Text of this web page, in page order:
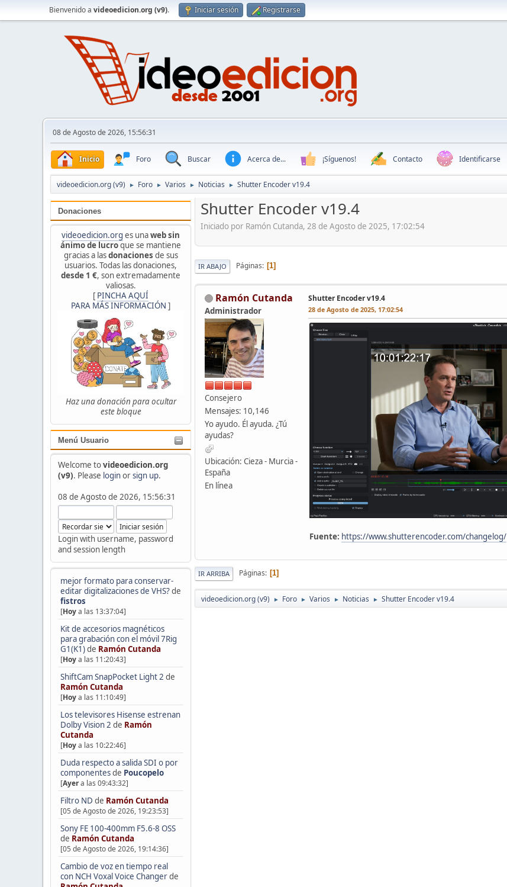
Bienvenido a videoedicion.org (v9). Iniciar sesión Registrarse
08 de Agosto de 2026, 15:56:31
Inicio Foro Buscar Acerca de... ¡Síguenos! Contacto Identificarse
videoedicion.org (v9) ► Foro ► Varios ► Noticias ► Shutter Encoder v19.4
Donaciones
videoedicion.org es unaweb sin
ánimo de lucroque se mantiene
gracias a lasdonaciones de sus
usuarios. Todas las donaciones,
desde 1 €, son extremadamente
valiosas.
[ PINCHA AQUÍ
PARA MÁS INFORMACIÓN ]
Haz una donación para ocultar
este bloque
Menú Usuario
Welcome tovideoedicion.org
(v9). Please loginorsign up.
08 de Agosto de 2026, 15:56:31
Login with username, password
and session length
mejor formato para conservar-
editar digitalizaciones de VHS?de
fistros
[Hoya las 13:37:04]
Kit de accesorios magnéticos
para grabación con el móvil 7Rig
G1(K1)de Ramón Cutanda
[Hoya las 11:20:43]
ShiftCam SnapPocket Light 2 de
Ramón Cutanda
[Hoya las 11:10:49]
Los televisores Hisense estrenan
Dolby Vision 2 de Ramón
Cutanda
[Hoya las 10:22:46]
Duda respecto a salida SDI o por
componentesde Poucopelo
[Ayera las 09:43:32]
Filtro ND de Ramón Cutanda
[05 de Agosto de 2026, 19:23:53]
Sony FE 100-400mm F5.6-8 OSS
de Ramón Cutanda
[05 de Agosto de 2026, 19:14:36]
Cambio de voz en tiempo real
con NCH Voxal Voice Changerde
Shutter Encoder v19.4
Iniciado por Ramón Cutanda, 28 de Agosto de 2025, 17:02:54
IR ABAJO Páginas 1
Ramón Cutanda
Administrador
Consejero
Mensajes: 10,146
Yo ayudo. Él ayuda. ¿Tú
ayudas?
Ubicación: Cieza - Murcia -
España
En línea
Shutter Encoder v19.4
28 de Agosto de 2025, 17:02:54
Fuente: https://www.shutterencoder.com/changelog/
IR ARRIBA Páginas 1
videoedicion.org (v9) ► Foro ► Varios ► Noticias ► Shutter Encoder v19.4